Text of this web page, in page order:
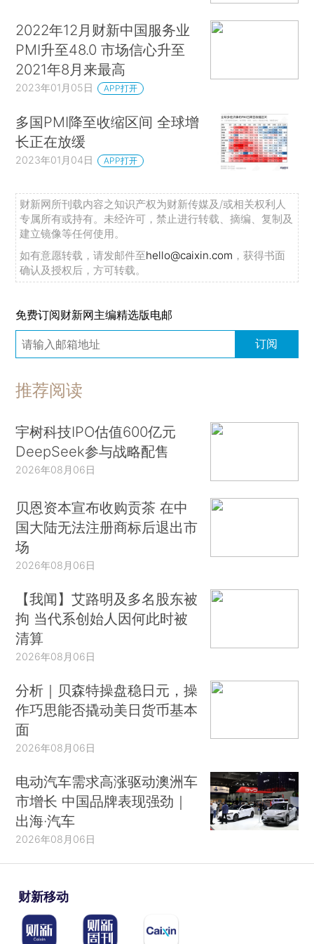
2022年12月财新中国服务业
PMI升至48.0 市场信心升至
2021年8月来最高
2023年01月05日 APP打开
多国PMI降至收缩区间 全球增
长正在放缓
2023年01月04日 APP打开
财新网所刊载内容之知识产权为财新传媒及/或相关权利人
专属所有或持有。未经许可，禁止进行转载、摘编、复制及
建立镜像等任何使用。
如有意愿转载，请发邮件至hello@caixin.com ，获得书面
确认及授权后，方可转载。
免费订阅财新网主编精选版电邮
订阅
推荐阅读
宇树科技IPO估值600亿元
DeepSeek参与战略配售
2026年08月06日
贝恩资本宣布收购贡茶 在中
国大陆无法注册商标后退出市
场
2026年08月06日
【我闻】艾路明及多名股东被
拘 当代系创始人因何此时被
清算
2026年08月06日
分析｜贝森特操盘稳日元，操
作巧思能否撬动美日货币基本
面
2026年08月06日
电动汽车需求高涨驱动澳洲车
市增长 中国品牌表现强劲｜
出海·汽车
2026年08月06日
财新移动